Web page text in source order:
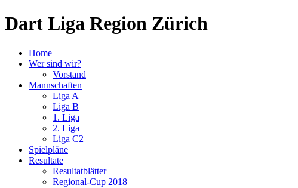
Dart Liga Region Zürich
Home
Wer sind wir?
Vorstand
Mannschaften
Liga A
Liga B
1. Liga
2. Liga
Liga C2
Spielpläne
Resultate
Resultatblätter
Regional-Cup 2018